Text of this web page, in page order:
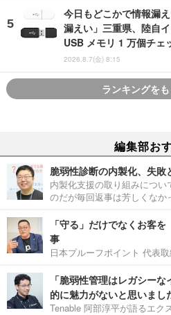
今日もどこかで情報漏
漏えい」三重県、陸自
USB メモリ 1 万個チェ
2026.8.7(金) 8:15
ランキングを
編集部お
脆弱性診断の内製化、失敗
内製化支援の取り組みにつ
のだが毎回返事は芳しくなか
「守る」だけでなくお客
事
日本プルーフポイント 代表
「脆弱性管理はレガシー
的に魅力がないと思いまし
Tenable 阿部淳平が語るエク